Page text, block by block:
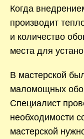
Когда
производит
и количество
места для
В мастерской
маломощных
Специалист
необходимости
мастерской